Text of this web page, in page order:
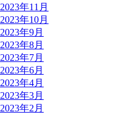
2023年11月
2023年10月
2023年9月
2023年8月
2023年7月
2023年6月
2023年4月
2023年3月
2023年2月